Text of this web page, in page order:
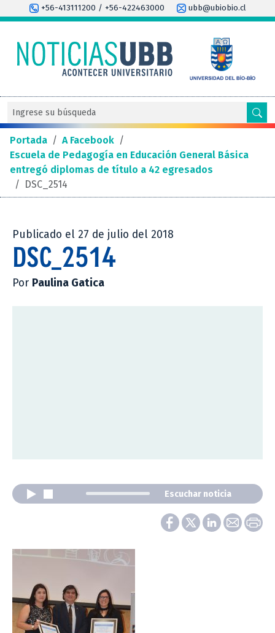
+56-413111200 / +56-422463000 ubb@ubiobio.cl
Portada / A Facebook /
Escuela de Pedagogía en Educación General Básica
entregó diplomas de título a 42 egresados
/ DSC_2514
Publicado el 27 de julio del 2018
DSC_2514
Por Paulina Gatica
Escuchar noticia